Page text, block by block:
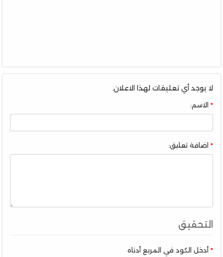
لا يوجد أي تعليقات لهذا الاعلان.
الاسم:
اضافة تعليق:
التحقيق
أدخل الكود في المربع أدناه